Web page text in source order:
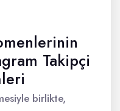
Takipçi
birlikte,